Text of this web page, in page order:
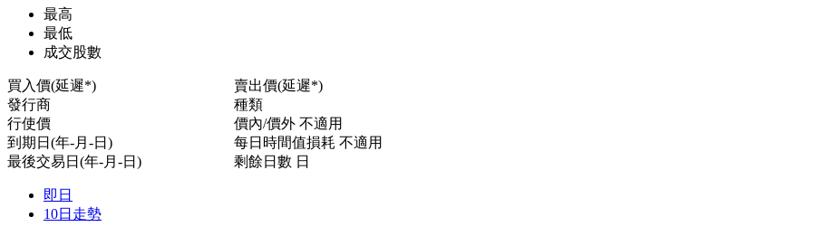
最高
最低
成交股數
買入價(延遲*)
賣出價(延遲*)
發行商
種類
行使價
價內/價外 不適用
到期日(年-月-日)
每日時間值損耗 不適用
最後交易日(年-月-日)
剩餘日數 日
即日
10日走勢